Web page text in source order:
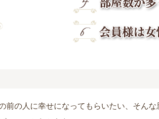
前の人に幸せになってもらいたい、そん